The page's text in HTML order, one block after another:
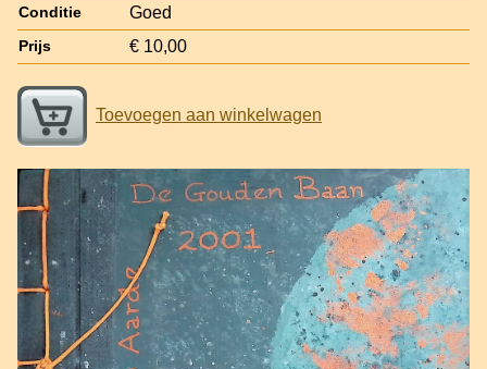
Conditie Goed
Prijs € 10,00
Toevoegen aan winkelwagen